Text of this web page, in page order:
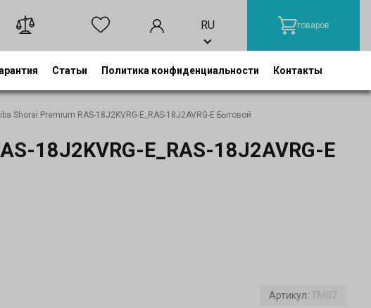
RU товаров
Статьи Политика конфиденциальности Контакты
Shorai Premium RAS-18J2KVRG-E_RAS-18J2AVRG-E Бытовой
18J2KVRG-E_RAS-18J2AVRG-E
Артикул: TM07